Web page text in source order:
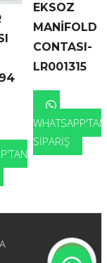
EKSOZ
MANİFOLD
CONTASI-
LR001315
WHATSAPP'TAN
SIPARIŞ